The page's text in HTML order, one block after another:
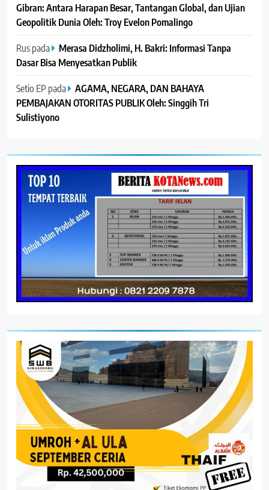
Gibran: Antara Harapan Besar, Tantangan Global, dan Ujian
Geopolitik Dunia Oleh: Troy Evelon Pomalingo
Ruspada
Merasa Didzholimi, H. Bakri: Informasi Tanpa
Dasar Bisa Menyesatkan Publik
Setio EP pada
AGAMA, NEGARA, DAN BAHAYA
PEMBAJAKAN OTORITAS PUBLIK Oleh: Singgih Tri
Sulistiyono